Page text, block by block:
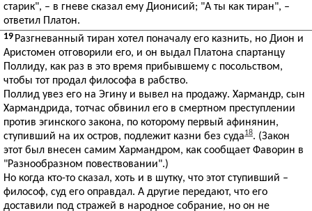
старик", – в гневе сказал ему Дионисий; "А ты как тиран", –
ответил Платон.
19 Разгневанный тиран хотел поначалу его казнить, но Дион и
Аристомен отговорили его, и он выдал Платона спартанцу
Поллиду, как раз в это время прибывшему с посольством,
чтобы тот продал философа в рабство.
Поллид увез его на Эгину и вывел на продажу. Хармандр, сын
Хармандрида, тотчас обвинил его в смертном преступлении
против эгинского закона, по которому первый афинянин,
ступивший на их остров, подлежит казни без суда18. (Закон
этот был внесен самим Хармандром, как сообщает Фаворин в
"Разнообразном повествовании".)
Но когда кто-то сказал, хоть и в шутку, что этот ступивший –
философ, суд его оправдал. А другие передают, что его
доставили под стражей в народное собрание, но он не